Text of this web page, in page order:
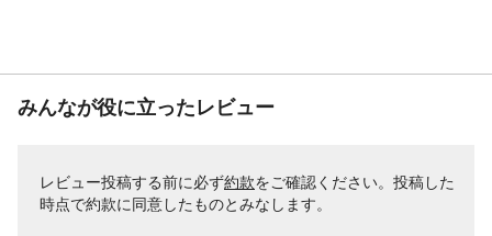
みんなが役に立ったレビュー
レビュー投稿する前に必ず約款をご確認ください。投稿した
時点で約款に同意したものとみなします。